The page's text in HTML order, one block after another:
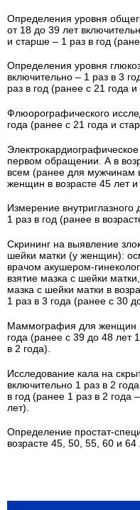
Определения уровня
от 18 до 39 лет
и старше – 1 раз в год
Определения уровня
включительно – 1 раз в 3
раз в год (ранее с 21 года
Флюорографического
года (ранее с 21 года и
первом обращении. А в
всем (ранее для мужчинам
женщин в возрасте 45 лет и
Измерение внутриглазного
1 раз в год (ранее в
Скрининг на выявление
шейки матки (у женщин):
врачом акушером-
взятие мазка с шейки
мазка с шейки матки в
1 раз в 3 года (ранее с 30
Маммография для женщин в
года (ранее с 39 до 48 лет
в 2 года).
Исследование кала на
включительно 1 раз в 2
в год (ранее 1 раз в 2
лет).
Определение простат-
возрасте 45, 50, 55, 60 и